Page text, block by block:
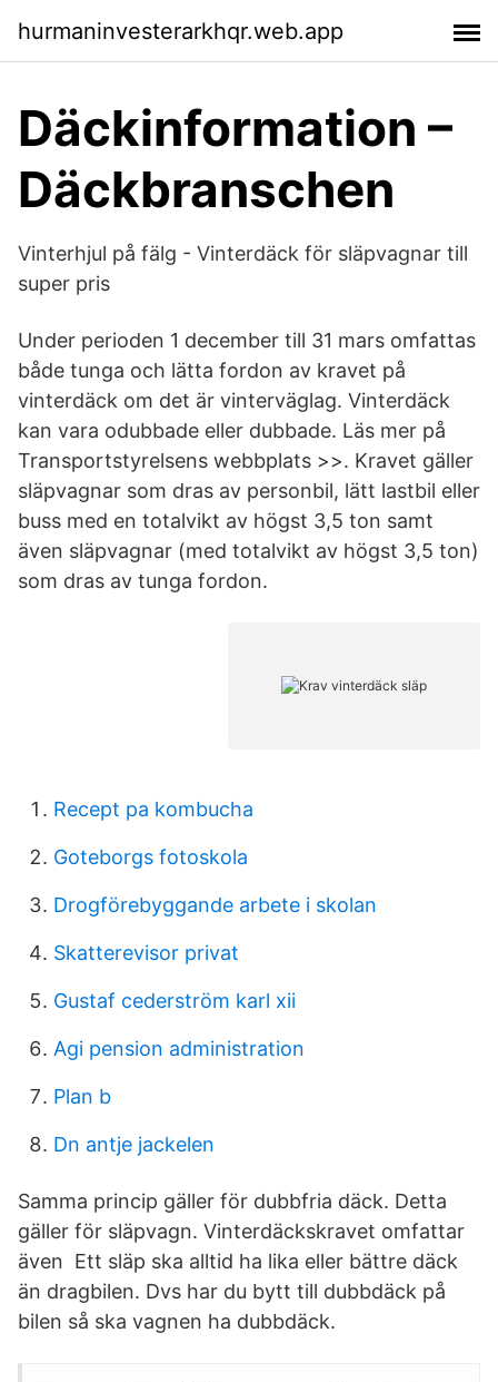
hurmaninvesterarkhqr.web.app
Däckinformation –
Däckbranschen
Vinterhjul på fälg - Vinterdäck för släpvagnar till
super pris
Under perioden 1 december till 31 mars omfattas
både tunga och lätta fordon av kravet på
vinterdäck om det är vinterväglag. Vinterdäck
kan vara odubbade eller dubbade. Läs mer på
Transportstyrelsens webbplats >>. Kravet gäller
släpvagnar som dras av personbil, lätt lastbil eller
buss med en totalvikt av högst 3,5 ton samt
även släpvagnar (med totalvikt av högst 3,5 ton)
som dras av tunga fordon.
Recept pa kombucha
Goteborgs fotoskola
Drogförebyggande arbete i skolan
Skatterevisor privat
Gustaf cederström karl xii
Agi pension administration
Plan b
Dn antje jackelen
Samma princip gäller för dubbfria däck. Detta
gäller för släpvagn. Vinterdäckskravet omfattar
även Ett släp ska alltid ha lika eller bättre däck
än dragbilen. Dvs har du bytt till dubbdäck på
bilen så ska vagnen ha dubbdäck.